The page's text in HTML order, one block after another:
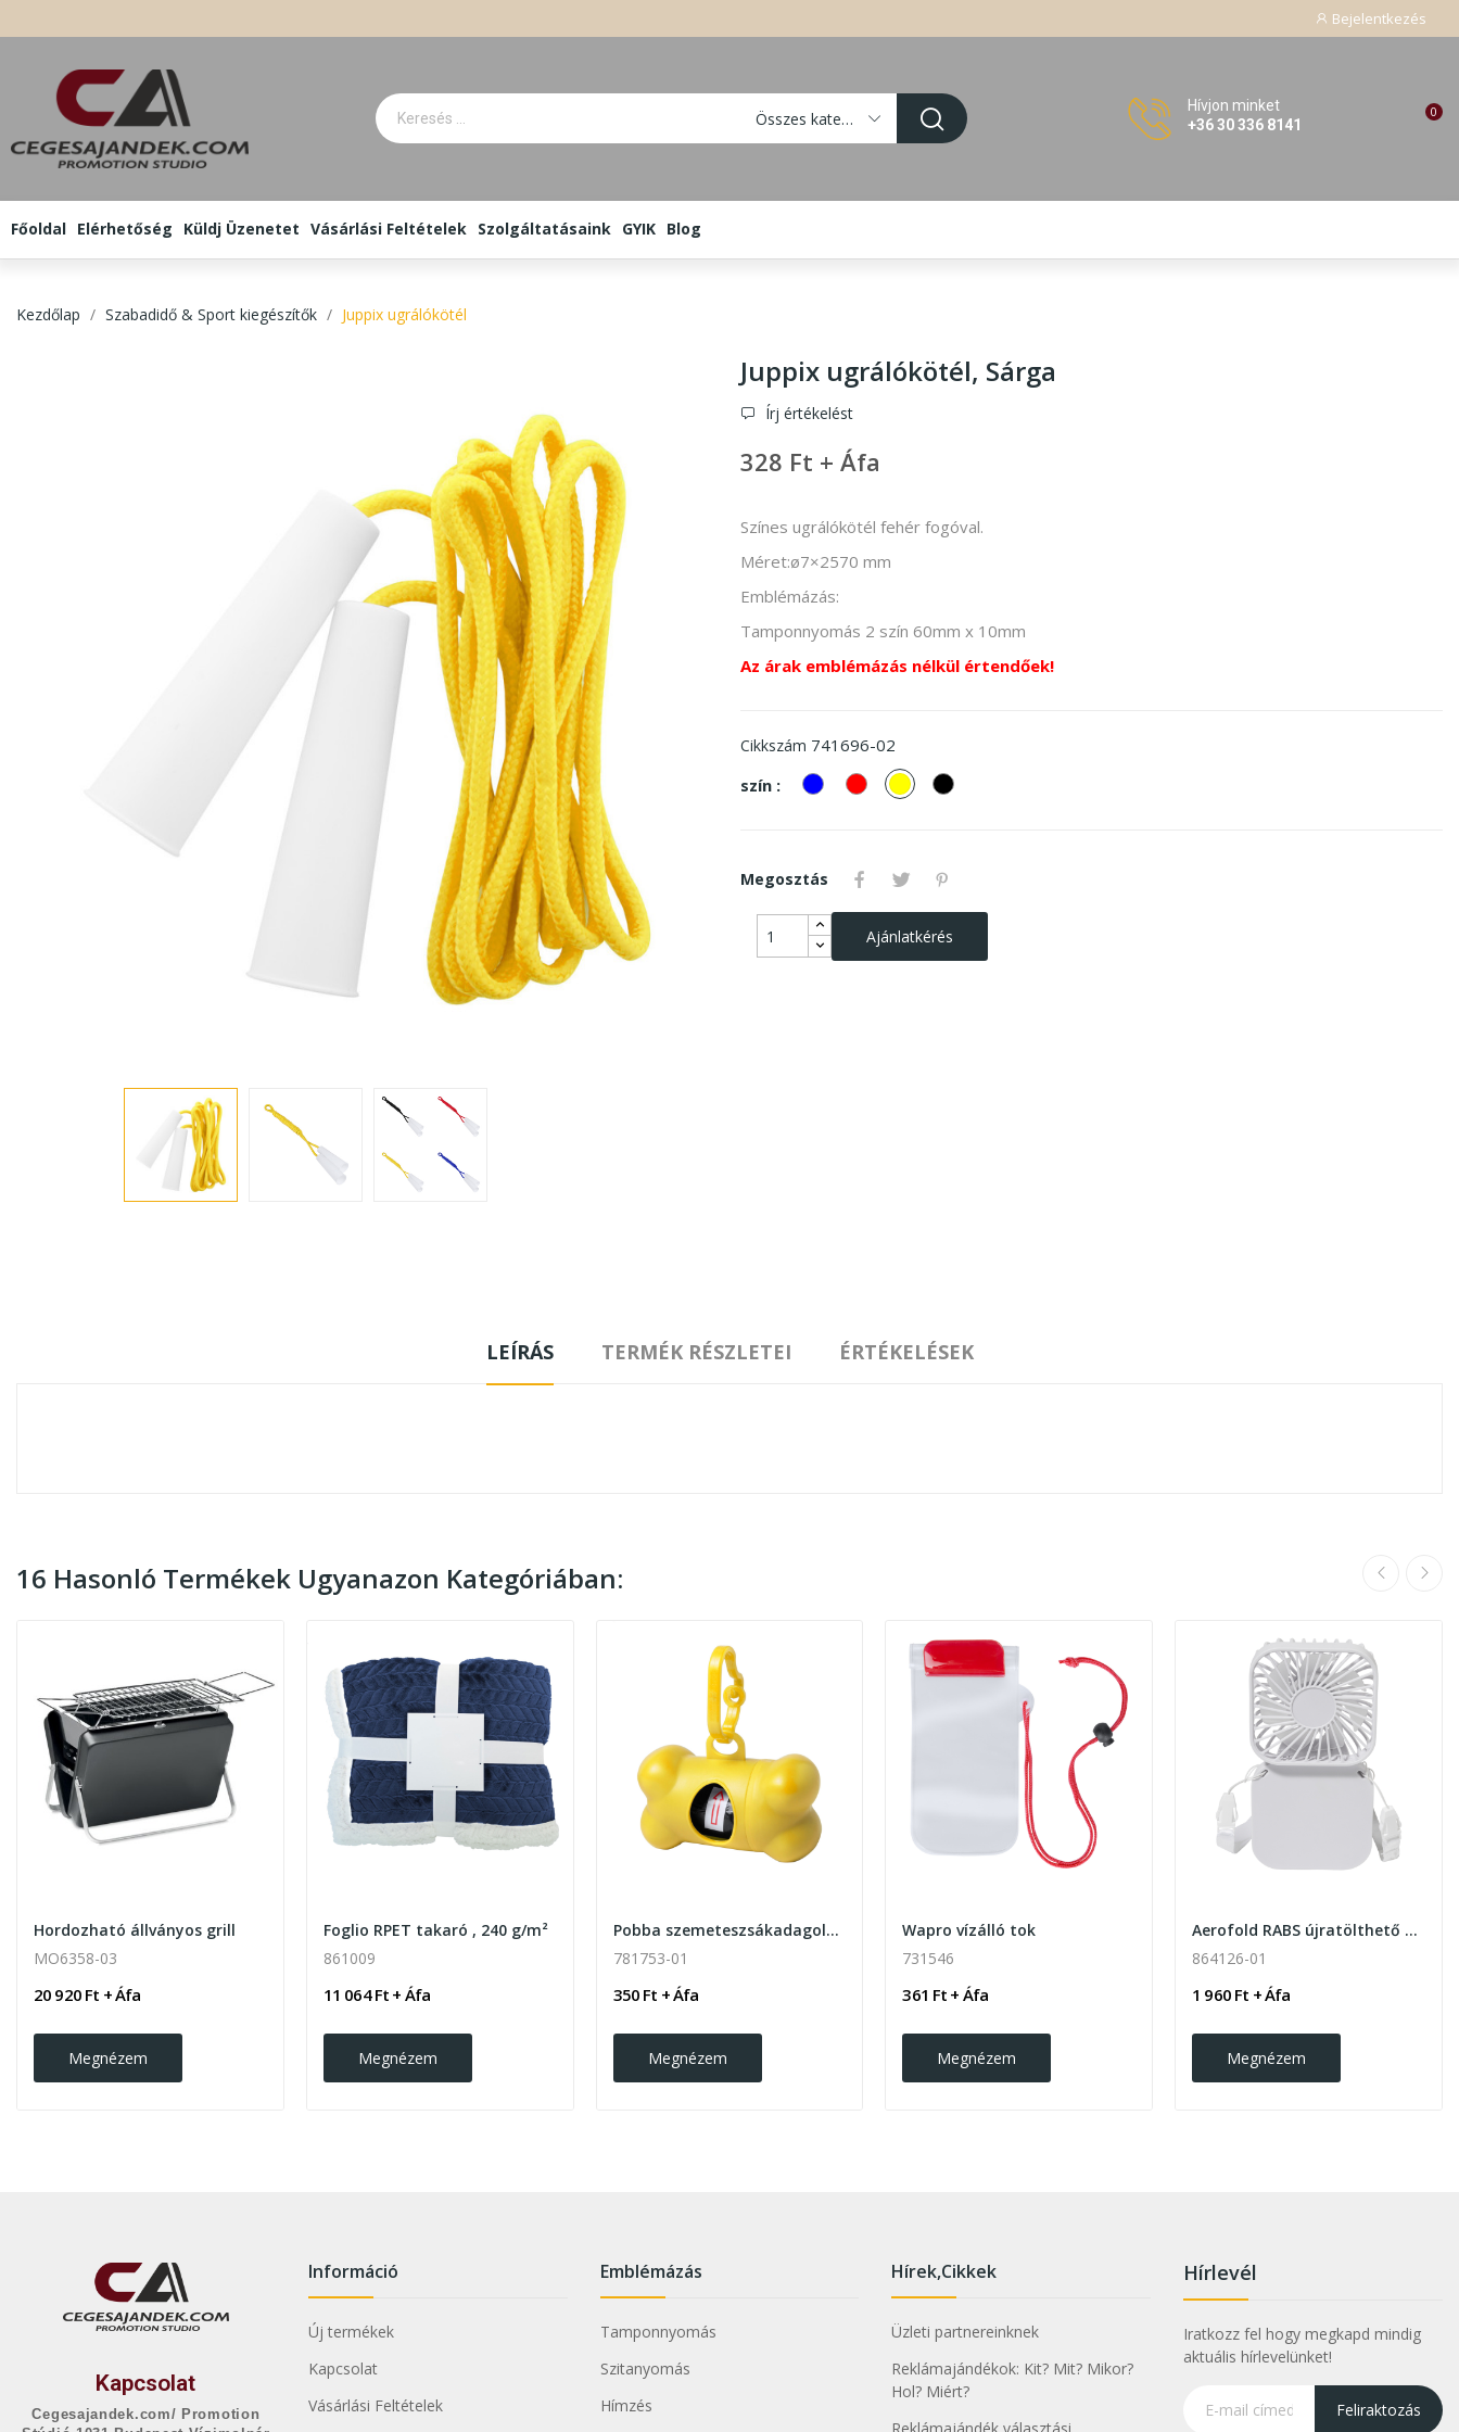
Bejelentkezés
Összes kategória
Hívjon minket
+36 30 336 8141
0
Főoldal Elérhetőség Küldj Üzenetet Vásárlási Feltételek Szolgáltatásaink GYIK Blog
Kezdőlap Szabadidő & Sport kiegészítők Juppix ugrálókötél
Juppix ugrálókötél, Sárga
Írj értékelést
328 Ft + Áfa
Színes ugrálókötél fehér fogóval.
Méret:ø7×2570 mm
Emblémázás:
Tamponnyomás 2 szín 60mm x 10mm
Az árak emblémázás nélkül értendőek!
Cikkszám 741696-02
szín :
kek piros SárgaFekete
Megosztás
Ajánlatkérés
LEÍRÁS TERMÉK RÉSZLETEI ÉRTÉKELÉSEK
16 Hasonló Termékek Ugyanazon Kategóriában:
Hordozható állványos grill
MO6358-03
20 920 Ft + Áfa
Megnézem
Foglio RPET takaró , 240 g/m²
861009
11 064 Ft + Áfa
Megnézem
Pobba szemeteszsákadagoló kutyáknak
781753-01
350 Ft + Áfa
Megnézem
Wapro vízálló tok
731546
361 Ft + Áfa
Megnézem
Aerofold RABS újratölthető kézi ventilátor
864126-01
1 960 Ft + Áfa
Megnézem
Kapcsolat
Cegesajandek.com/ Promotion
Információ
Új termékek
Kapcsolat
Vásárlási Feltételek
Emblémázás
Tamponnyomás
Szitanyomás
Hímzés
Hírek,Cikkek
Üzleti partnereinknek
Reklámajándékok: Kit? Mit? Mikor?
Hol? Miért?
Reklámajándék választási
Hírlevél
Iratkozz fel hogy megkapd mindig
aktuális hírlevelünket!
Feliraktozás